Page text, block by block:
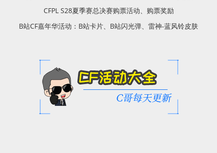
CFPL S28夏季赛总决赛购票活动、购票奖励
B站CF嘉年华活动：B站卡片、B站闪光弹、雷神-蓝风铃皮肤